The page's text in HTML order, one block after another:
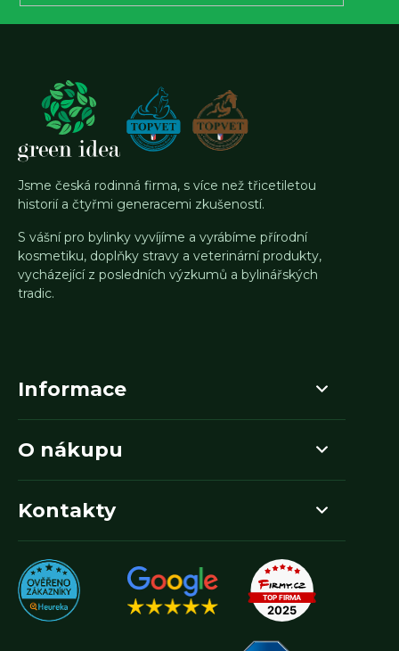
Jsme česká rodinná firma, s více než třicetiletou
historií a čtyřmi generacemi zkušeností.
S vášní pro bylinky vyvíjíme a vyrábíme přírodní
kosmetiku, doplňky stravy a veterinární produkty,
vycházející z posledních výzkumů a bylinářských
tradic.
Informace
O nákupu
Kontakty